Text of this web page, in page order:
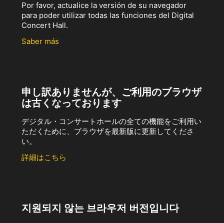
Por favor, actualice la versión de su navegador
para poder utilizar todas las funciones del Digital
Concert Hall.
Saber más
申し訳ありませんが、ご利用のブラウザ
は古くなっております
デジタル・コンサートホールの全ての機能をご利用い
ただくために、ブラウザを最新版に更新してくださ
い。
詳細はこちら
지원되지 않는 브라우저 버전입니다